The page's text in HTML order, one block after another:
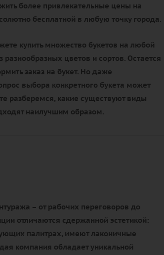
более привлекательные цены на
бесплатной в любую точку города.
купить множество букетов на любой
цветов и сортов. Остается
заказ на букет. Но даже
выбора конкретного букета может
разберемся, какие существуют виды
наилучшим образом.
– от рабочих переговоров до
отличаются сдержанной эстетикой:
палитрах, имеют лаконичные
компания обладает уникальной